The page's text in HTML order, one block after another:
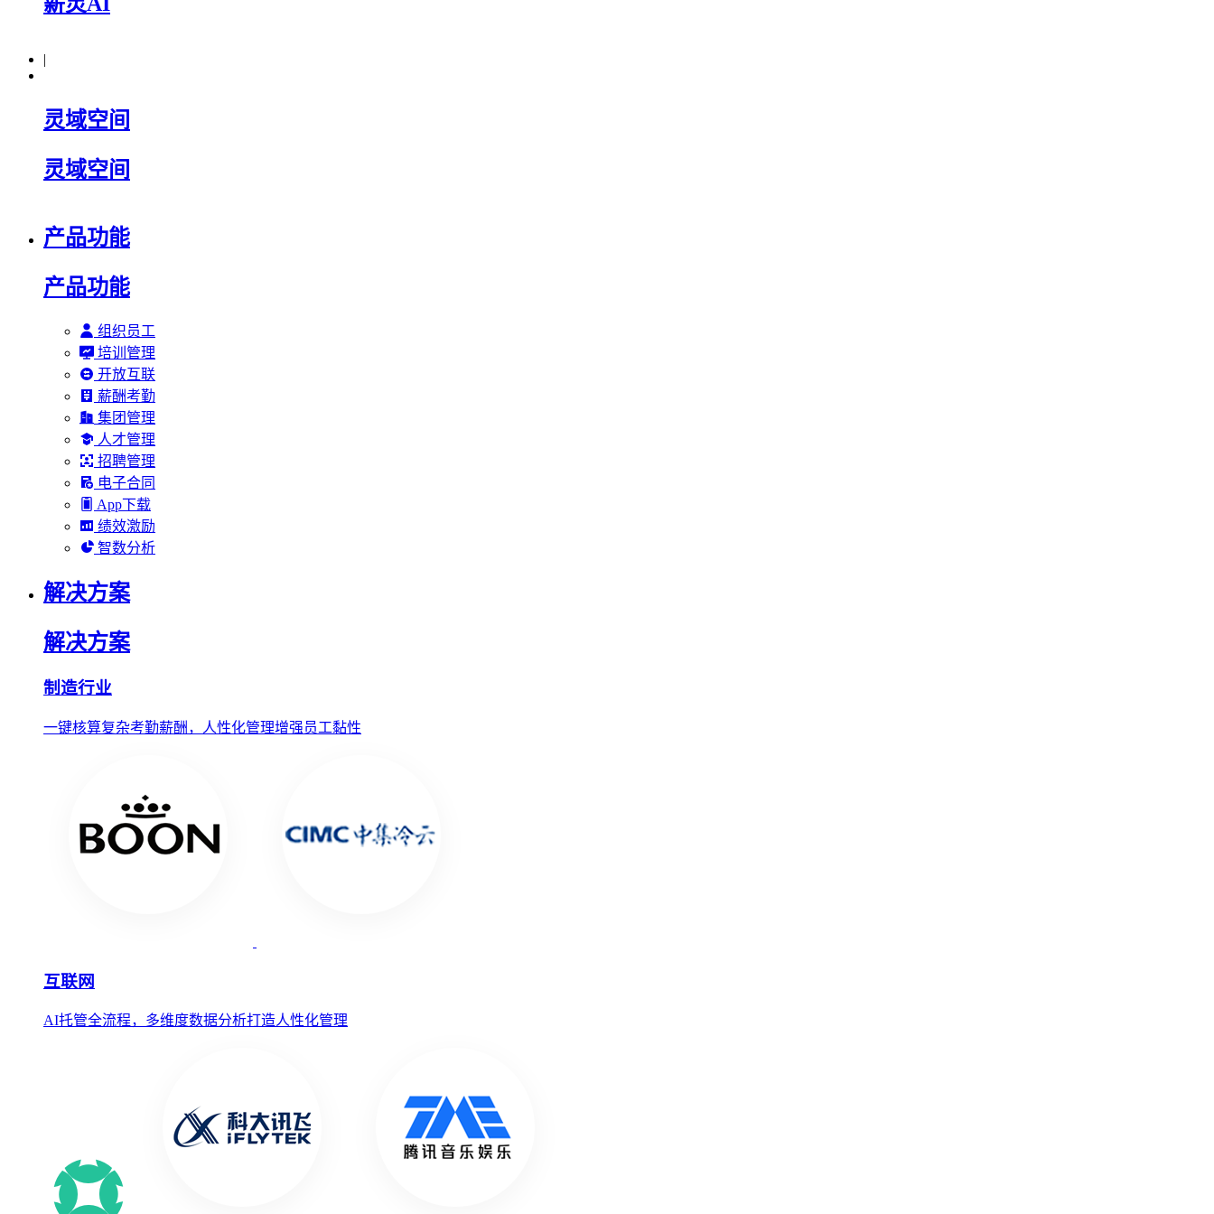
|
灵域空间
灵域空间
产品功能
产品功能
组织员工
培训管理
开放互联
薪酬考勤
集团管理
人才管理
招聘管理
电子合同
App下载
绩效激励
智数分析
解决方案
解决方案
制造行业
一键核算复杂考勤薪酬，人性化管理增强员工黏性
互联网
AI托管全流程，多维度数据分析打造人性化管理